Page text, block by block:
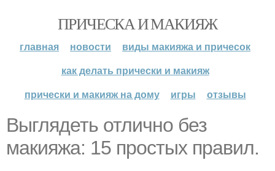
ПРИЧЕСКА И МАКИЯЖ
главная новости
виды макияжа и причесок
как делать прически и макияж
прически и макияж на дому
игры отзывы
Выглядеть отлично без
макияжа: 15 простых правил.